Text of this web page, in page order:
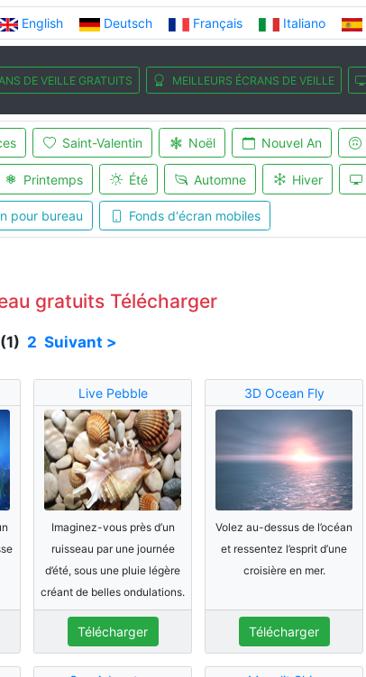
English Deutsch Français Italiano
DE VEILLE GRATUITS MEILLEURS ÉCRANS DE VEILLE
Saint-Valentin Noël Nouvel An
Printemps Été Automne Hiver
pour bureau Fonds d'écran mobiles
gratuits Télécharger
2 Suivant >
Live Pebble
Imaginez-vous près d’un
ruisseau par une journée
d’été, sous une pluie légère
créant de belles ondulations.
Télécharger
3D Ocean Fly
Volez au-dessus de l’océan
et ressentez l’esprit d’une
croisière en mer.
Télécharger